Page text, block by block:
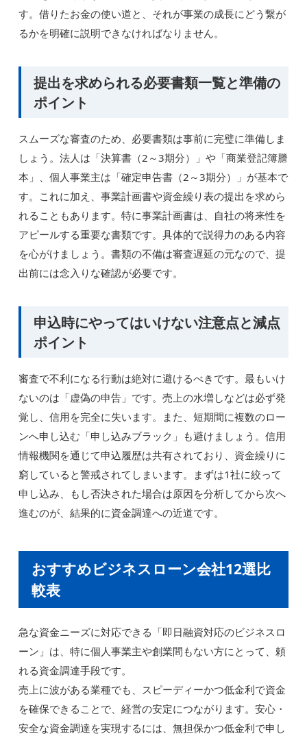
す。借りたお金の使い道と、それが事業の成長にどう繋が
るかを明確に説明できなければなりません。
提出を求められる必要書類一覧と準備の
ポイント
スムーズな審査のため、必要書類は事前に完璧に準備しま
しょう。法人は「決算書（2～3期分）」や「商業登記簿謄
本」、個人事業主は「確定申告書（2～3期分）」が基本で
す。これに加え、事業計画書や資金繰り表の提出を求めら
れることもあります。特に事業計画書は、自社の将来性を
アピールする重要な書類です。具体的で説得力のある内容
を心がけましょう。書類の不備は審査遅延の元なので、提
出前には念入りな確認が必要です。
申込時にやってはいけない注意点と減点
ポイント
審査で不利になる行動は絶対に避けるべきです。最もいけ
ないのは「虚偽の申告」です。売上の水増しなどは必ず発
覚し、信用を完全に失います。また、短期間に複数のロー
ンへ申し込む「申し込みブラック」も避けましょう。信用
情報機関を通じて申込履歴は共有されており、資金繰りに
窮していると警戒されてしまいます。まずは1社に絞って
申し込み、もし否決された場合は原因を分析してから次へ
進むのが、結果的に資金調達への近道です。
おすすめビジネスローン会社12選比
較表
急な資金ニーズに対応できる「即日融資対応のビジネスロ
ーン」は、特に個人事業主や創業間もない方にとって、頼
れる資金調達手段です。
売上に波がある業種でも、スピーディーかつ低金利で資金
を確保できることで、経営の安定につながります。安心・
安全な資金調達を実現するには、無担保かつ低金利で申し